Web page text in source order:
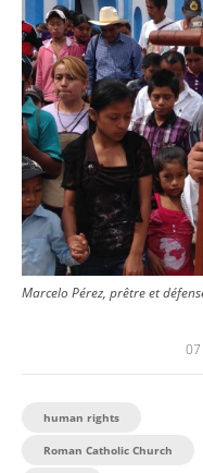
Marcelo Pérez, prêtre et
human rights
Roman Catholic Church